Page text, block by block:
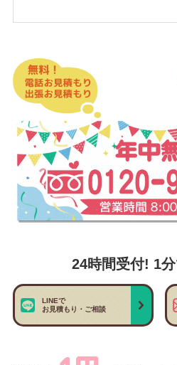
24時間受付! 1
LINEで
お見積もり・ご相談